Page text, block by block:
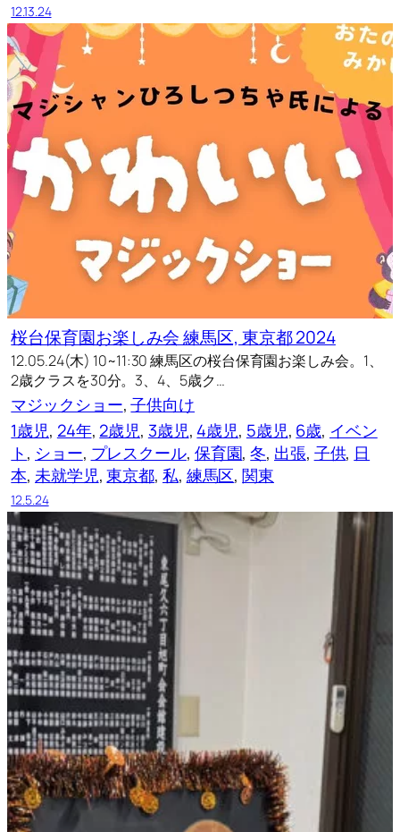
12.13.24
桜台保育園お楽しみ会 練馬区, 東京都 2024
12.05.24(木) 10~11:30 練馬区の桜台保育園お楽しみ会。1、
2歳クラスを30分。3、4、5歳ク…
マジックショー, 子供向け
1歳児, 24年, 2歳児, 3歳児, 4歳児, 5歳児, 6歳, イベン
ト, ショー, プレスクール, 保育園, 冬, 出張, 子供, 日
本, 未就学児, 東京都, 私, 練馬区, 関東
12.5.24